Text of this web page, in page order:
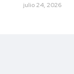
julio 24, 2026